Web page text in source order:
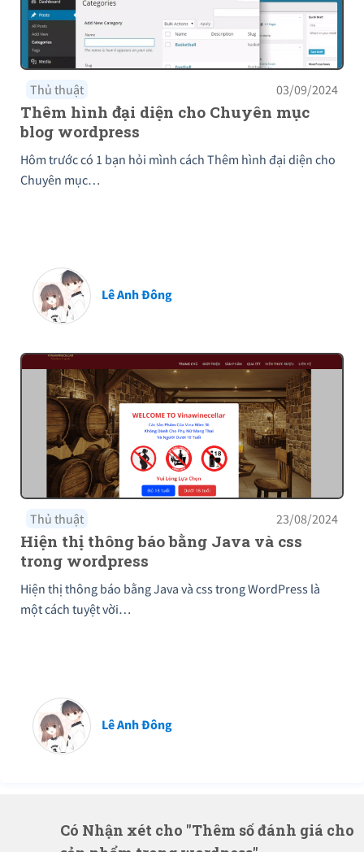
Thủ thuật 03/09/2024
Thêm hình đại diện cho Chuyên mục
blog wordpress
Hôm trước có 1 bạn hỏi mình cách Thêm hình đại diện cho
Chuyên mục…
Lê Anh Đông
Thủ thuật 23/08/2024
Hiện thị thông báo bằng Java và css
trong wordpress
Hiện thị thông báo bằng Java và css trong WordPress là
một cách tuyệt vời…
Lê Anh Đông
Có Nhận xét cho "Thêm số đánh giá cho